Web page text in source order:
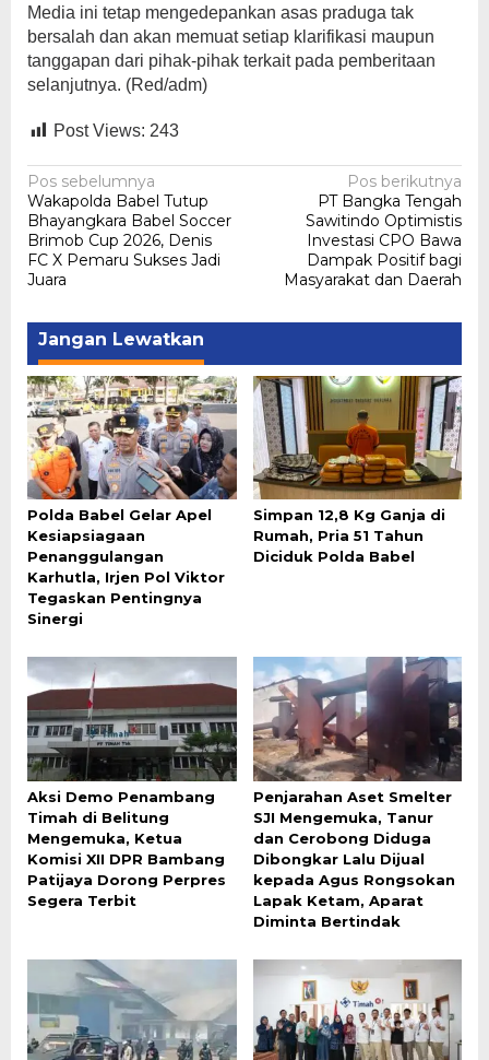
Media ini tetap mengedepankan asas praduga tak
bersalah dan akan memuat setiap klarifikasi maupun
tanggapan dari pihak-pihak terkait pada pemberitaan
selanjutnya. (Red/adm)
Post Views: 243
Navigasi
pos
Pos sebelumnya
Wakapolda Babel Tutup
Bhayangkara Babel Soccer
Brimob Cup 2026, Denis
FC X Pemaru Sukses Jadi
Juara
Pos berikutnya
PT Bangka Tengah
Sawitindo Optimistis
Investasi CPO Bawa
Dampak Positif bagi
Masyarakat dan Daerah
Jangan Lewatkan
Polda Babel Gelar Apel
Kesiapsiagaan
Penanggulangan
Karhutla, Irjen Pol Viktor
Tegaskan Pentingnya
Sinergi
Simpan 12,8 Kg Ganja di
Rumah, Pria 51 Tahun
Diciduk Polda Babel
Aksi Demo Penambang
Timah di Belitung
Mengemuka, Ketua
Komisi XII DPR Bambang
Patijaya Dorong Perpres
Segera Terbit
Penjarahan Aset Smelter
SJI Mengemuka, Tanur
dan Cerobong Diduga
Dibongkar Lalu Dijual
kepada Agus Rongsokan
Lapak Ketam, Aparat
Diminta Bertindak